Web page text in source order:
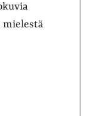
mielestä